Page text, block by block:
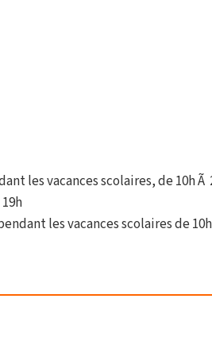
les vacances scolaires, de 10h Ã
les vacances scolaires de